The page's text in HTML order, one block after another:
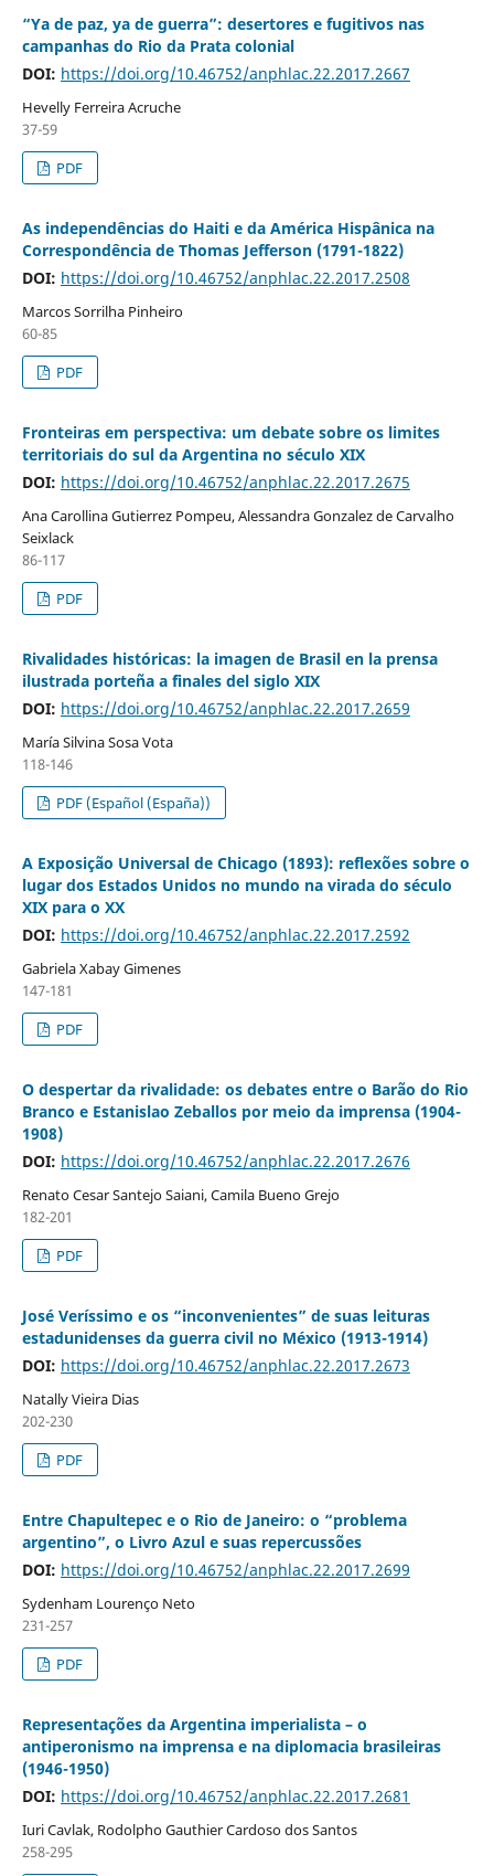
“Ya de paz, ya de guerra”: desertores e fugitivos nas
campanhas do Rio da Prata colonial
DOI: https://doi.org/10.46752/anphlac.22.2017.2667
Hevelly Ferreira Acruche
37-59
PDF
As independências do Haiti e da América Hispânica na
Correspondência de Thomas Jefferson (1791-1822)
DOI: https://doi.org/10.46752/anphlac.22.2017.2508
Marcos Sorrilha Pinheiro
60-85
PDF
Fronteiras em perspectiva: um debate sobre os limites
territoriais do sul da Argentina no século XIX
DOI: https://doi.org/10.46752/anphlac.22.2017.2675
Ana Carollina Gutierrez Pompeu, Alessandra Gonzalez de Carvalho
Seixlack
86-117
PDF
Rivalidades históricas: la imagen de Brasil en la prensa
ilustrada porteña a finales del siglo XIX
DOI: https://doi.org/10.46752/anphlac.22.2017.2659
María Silvina Sosa Vota
118-146
PDF (Español (España))
A Exposição Universal de Chicago (1893): reflexões sobre o
lugar dos Estados Unidos no mundo na virada do século
XIX para o XX
DOI: https://doi.org/10.46752/anphlac.22.2017.2592
Gabriela Xabay Gimenes
147-181
PDF
O despertar da rivalidade: os debates entre o Barão do Rio
Branco e Estanislao Zeballos por meio da imprensa (1904-
1908)
DOI: https://doi.org/10.46752/anphlac.22.2017.2676
Renato Cesar Santejo Saiani, Camila Bueno Grejo
182-201
PDF
José Veríssimo e os “inconvenientes” de suas leituras
estadunidenses da guerra civil no México (1913-1914)
DOI: https://doi.org/10.46752/anphlac.22.2017.2673
Natally Vieira Dias
202-230
PDF
Entre Chapultepec e o Rio de Janeiro: o “problema
argentino”, o Livro Azul e suas repercussões
DOI: https://doi.org/10.46752/anphlac.22.2017.2699
Sydenham Lourenço Neto
231-257
PDF
Representações da Argentina imperialista – o
antiperonismo na imprensa e na diplomacia brasileiras
(1946-1950)
DOI: https://doi.org/10.46752/anphlac.22.2017.2681
Iuri Cavlak, Rodolpho Gauthier Cardoso dos Santos
258-295